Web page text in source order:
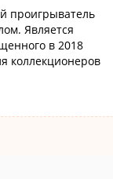
проигрыватель
Является
в 2018
коллекционеров